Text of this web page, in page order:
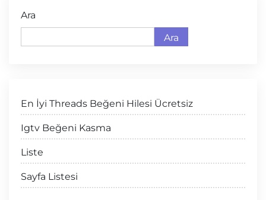
Ara
Ara
En İyi Threads Beğeni Hilesi Ücretsiz
Igtv Beğeni Kasma
Liste
Sayfa Listesi